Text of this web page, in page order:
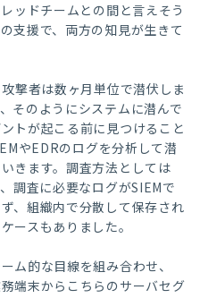
ッドチームとの間と言えそう
支援で、両方の知見が生きて
撃者は数ヶ月単位で潜伏しま
そのようにシステムに潜んで
トが起こる前に見つけること
やEDRのログを分析して潜
きます。調査方法としては
調査に必要なログがSIEMで
、組織内で分散して保存され
ースもありました。
ム的な目線を組み合わせ、
端末からこちらのサーバセグ